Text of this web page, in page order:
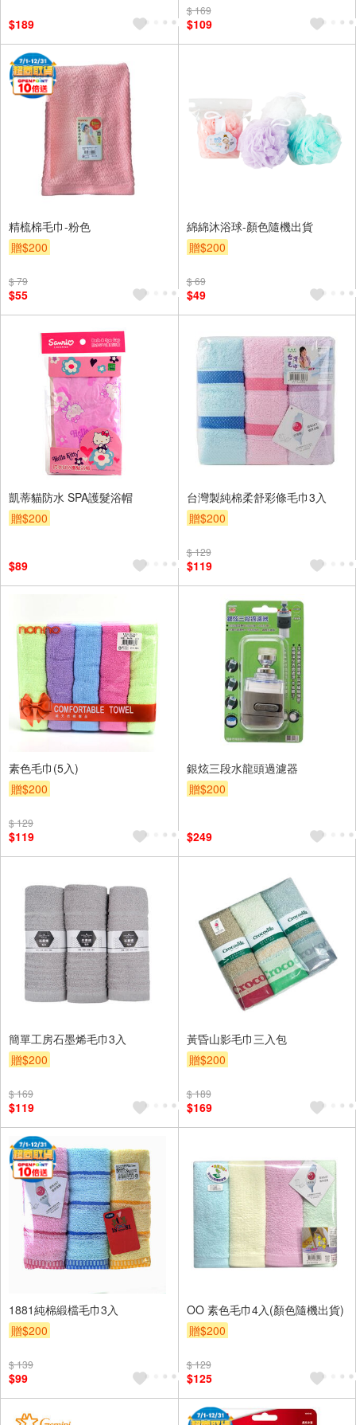
$189
$ 169
$109
精梳棉毛巾-粉色
贈$200
$ 79
$55
綿綿沐浴球-顏色隨機出貨
贈$200
$ 69
$49
凱蒂貓防水 SPA護髮浴帽
贈$200
$89
台灣製純棉柔舒彩條毛巾3入
贈$200
$ 129
$119
素色毛巾(5入)
贈$200
$ 129
$119
銀炫三段水龍頭過濾器
贈$200
$249
簡單工房石墨烯毛巾3入
贈$200
$ 169
$119
黃昏山影毛巾三入包
贈$200
$ 189
$169
1881純棉緞檔毛巾3入
贈$200
$ 139
$99
OO 素色毛巾4入(顏色隨機出貨)
贈$200
$ 129
$125